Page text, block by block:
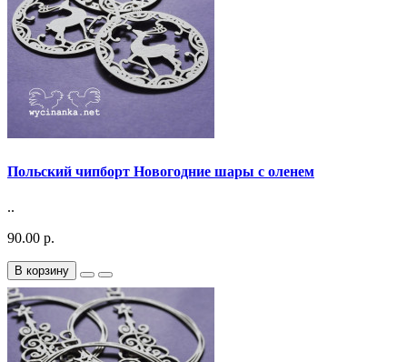
Польский чипборт Новогодние шары с оленем
..
90.00 р.
В корзину